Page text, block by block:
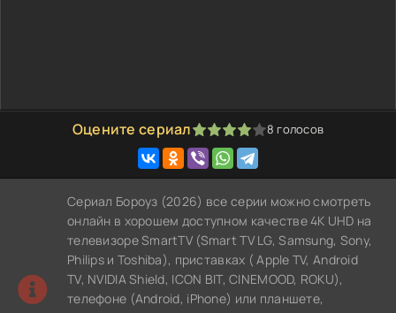
Оцените сериал
1 2 3 4 5 8 голосов
Сериал Бороуз (2026) все серии можно смотреть
онлайн в хорошем доступном качестве 4K UHD на
телевизоре SmartTV (Smart TV LG, Samsung, Sony,
Philips и Toshiba), приставках ( Apple TV, Android
TV, NVIDIA Shield, ICON BIT, CINEMOOD, ROKU),
телефоне (Android, iPhone) или планшете,